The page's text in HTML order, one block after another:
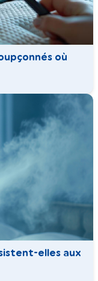
où
elles aux